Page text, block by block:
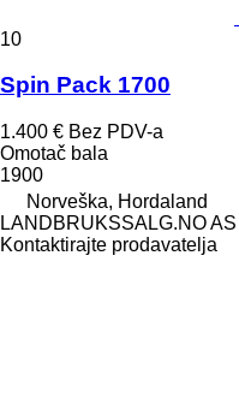
10
Spin Pack 1700
1.400 € Bez PDV-a
Omotač bala
1900
Norveška, Hordaland
LANDBRUKSSALG.NO AS
Kontaktirajte prodavatelja